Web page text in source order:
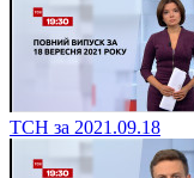
ТСН за 2021.09.18